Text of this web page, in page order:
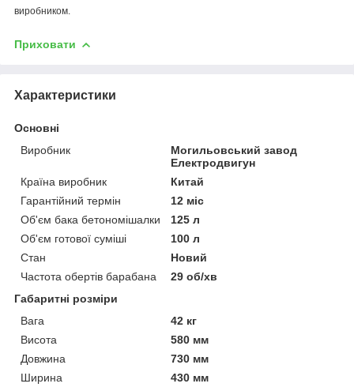
виробником.
Приховати
Характеристики
Основні
Виробник
Могильовський завод
Електродвигун
Країна виробник
Китай
Гарантійний термін
12 міс
Об'єм бака бетономішалки
125 л
Об'єм готової суміші
100 л
Стан
Новий
Частота обертів барабана
29 об/хв
Габаритні розміри
Вага
42 кг
Висота
580 мм
Довжина
730 мм
Ширина
430 мм